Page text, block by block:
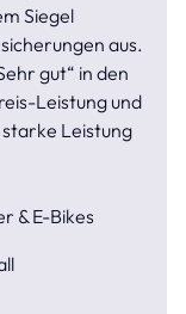
Siegel
aus.
gut“ in den
Leistung und
Leistung
& E-Bikes